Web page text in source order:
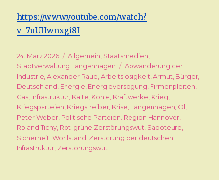
https://www.youtube.com/watch?
v=7uUHwnxgi8I
Veröffentlicht
am
24. März 2026 Kategorien
Allgemein, Staatsmedien,
Stadtverwaltung Langenhagen
Schlagwörter
Abwanderung der
Industrie,Alexander Raue,Arbeitslosigkeit,Armut, Bürger,
Deutschland, Energie, Energieversogung, Firmenpleiten,
Gas, Infrastruktur, Kälte, Kohle, Kraftwerke, Krieg,
Kriegsparteien, Kriegstreiber, Krise, Langenhagen, Öl,
Peter Weber, Politische Parteien, Region Hannover,
Roland Tichy, Rot-grüne Zerstörungswut, Saboteure,
Sicherheit,Wohlstand, Zerstörung der deutschen
Infrastruktur, Zerstörungswut